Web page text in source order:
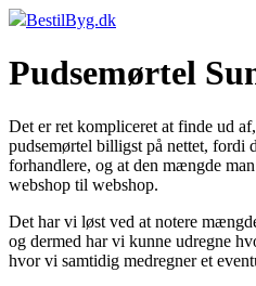
BestilByg.dk
Pudsemørtel
Det er ret kompliceret at finde ud
pudsemørtel billigst på nettet, fordi
forhandlere, og at den mængde
webshop til webshop.
Det har vi løst ved at notere
og dermed har vi kunne udregne
hvor vi samtidig medregner et